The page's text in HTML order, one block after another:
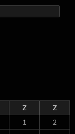
Z
Z
1
2